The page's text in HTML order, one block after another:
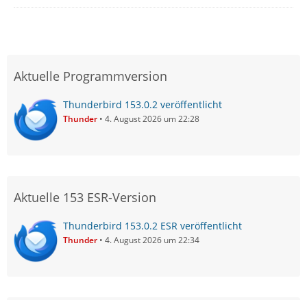
Aktuelle Programmversion
Thunderbird 153.0.2 veröffentlicht
Thunder 4. August 2026 um 22:28
Aktuelle 153 ESR-Version
Thunderbird 153.0.2 ESR veröffentlicht
Thunder 4. August 2026 um 22:34